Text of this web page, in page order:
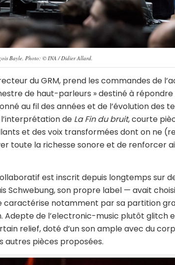
Bayle. Photo: © INA / Didier Allard.
du GRM, prend les commandes de
de haut-parleurs » destiné à répondre
au fil des années et de l’évolution des
de La Fin du bruit, courte
et des voix transformées dont on ne
toute la richesse sonore et de renforcer
est inscrit depuis longtemps sur
Schwebung, son propre label — avait
caractérise notamment par sa partition
de l’electronic-music plutôt glitch
relief, doté d’un son ample avec du
autres pièces proposées.